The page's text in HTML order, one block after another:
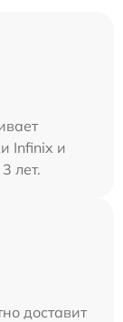
Infinix и
лет.
доставит